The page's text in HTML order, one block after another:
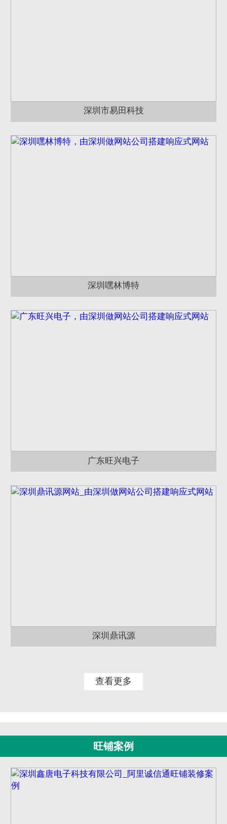
深圳市易田科技
深圳嘿林博特
广东旺兴电子
深圳鼎讯源
查看更多
旺铺案例